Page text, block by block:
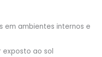
em ambientes internos e
ao sol